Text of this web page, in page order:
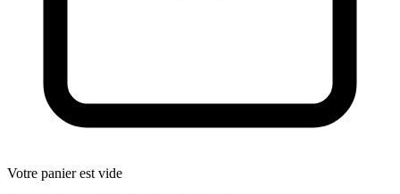
Votre panier est vide